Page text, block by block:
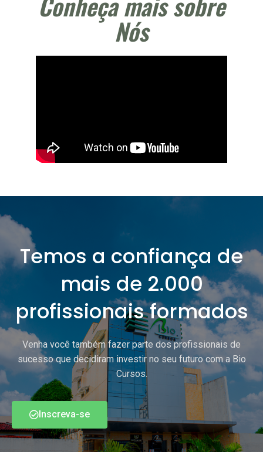
Nós
Temos a confiança de
mais de 2.000
profissionais formados
Venha você também fazer parte dos profissionais de
sucesso que decidiram investir no seu futuro com a Bio
Cursos.
Inscreva-se